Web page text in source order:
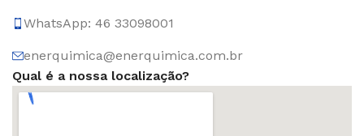
WhatsApp: 46 33098001
enerquimica@enerquimica.com.br
Qual é a nossa localização?